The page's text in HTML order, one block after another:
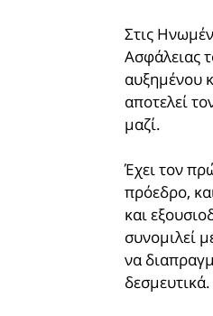
Στις
Ασφάλειας
αυξημένου
αποτελεί
μαζί.
Έχει τον
πρόεδρο,
και
συνομιλεί
να
δεσμευτικά.